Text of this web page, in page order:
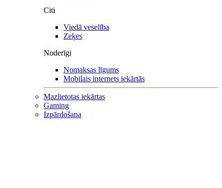
Citi
Viedā veselība
Zeķes
Noderīgi
Nomaksas līgums
Mobilais internets iekārtās
Mazlietotas iekārtas
Gaming
Izpārdošana